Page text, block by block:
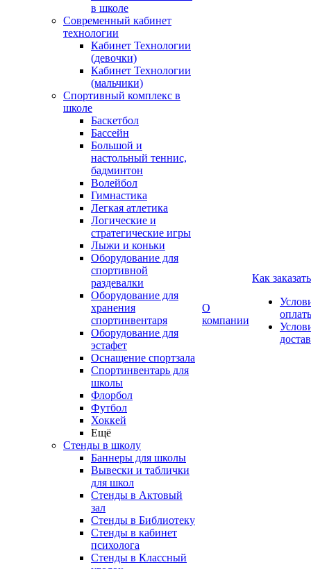
в школе
Современный кабинет
технологии
Кабинет Технологии
(девочки)
Кабинет Технологии
(мальчики)
Спортивный комплекс в
школе
Баскетбол
Бассейн
Большой и
настольный теннис,
бадминтон
Волейбол
Гимнастика
Легкая атлетика
Логические и
стратегические игры
Лыжи и коньки
Оборудование для
спортивной
раздевалки
Оборудование для
хранения
спортинвентаря
Оборудование для
эстафет
Оснащение спортзала
Спортинвентарь для
школы
Флорбол
Футбол
Хоккей
Ещё
Стенды в школу
Баннеры для школы
Вывески и таблички
для школ
Стенды в Актовый
зал
Стенды в Библиотеку
Стенды в кабинет
психолога
Стенды в Классный
О
компании
Как